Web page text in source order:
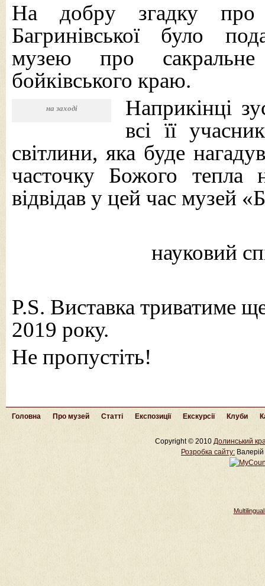
На добру згадку про
Багринівської було
музею про сакральне
бойківського краю.
на заході
Наприкінці
всі її
світлини, яка буде
часточку Божого
відвідав у цей час музей
науковий
P.S. Виставка триватиме
2019 року.
Не пропустіть!
Головна Про музей Статті Експозиції Екскурсії Клуби
Copyright © 2010 Долинський
Розробка cайту: